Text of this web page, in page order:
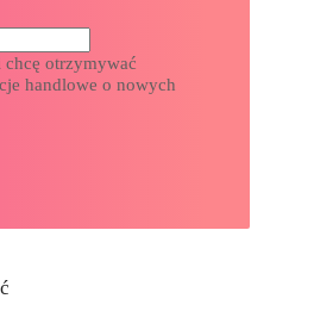
otrzymywać
handlowe o nowych